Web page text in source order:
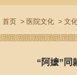
首页 > 医院文化 > 文
“阿嬷”同